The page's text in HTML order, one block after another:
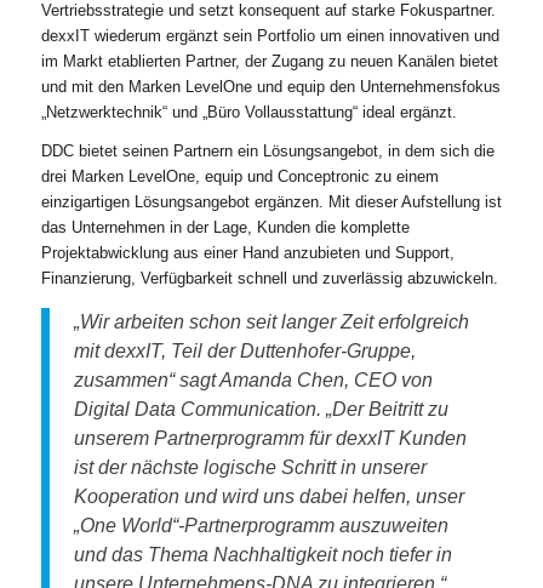
Vertriebsstrategie und setzt konsequent auf starke Fokuspartner.
dexxIT wiederum ergänzt sein Portfolio um einen innovativen und
im Markt etablierten Partner, der Zugang zu neuen Kanälen bietet
und mit den Marken LevelOne und equip den Unternehmensfokus
„Netzwerktechnik“ und „Büro Vollausstattung“ ideal ergänzt.
DDC bietet seinen Partnern ein Lösungsangebot, in dem sich die
drei Marken LevelOne, equip und Conceptronic zu einem
einzigartigen Lösungsangebot ergänzen. Mit dieser Aufstellung ist
das Unternehmen in der Lage, Kunden die komplette
Projektabwicklung aus einer Hand anzubieten und Support,
Finanzierung, Verfügbarkeit schnell und zuverlässig abzuwickeln.
„Wir arbeiten schon seit langer Zeit erfolgreich
mit dexxIT, Teil der Duttenhofer-Gruppe,
zusammen“ sagt Amanda Chen, CEO von
Digital Data Communication. „Der Beitritt zu
unserem Partnerprogramm für dexxIT Kunden
ist der nächste logische Schritt in unserer
Kooperation und wird uns dabei helfen, unser
„One World“-Partnerprogramm auszuweiten
und das Thema Nachhaltigkeit noch tiefer in
unsere Unternehmens-DNA zu integrieren.“